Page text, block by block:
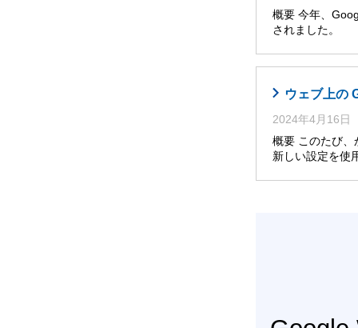
概要 今年、
されました。
ウェブ上の
2024年4月16日
概要 このたび、
新しい設定を使